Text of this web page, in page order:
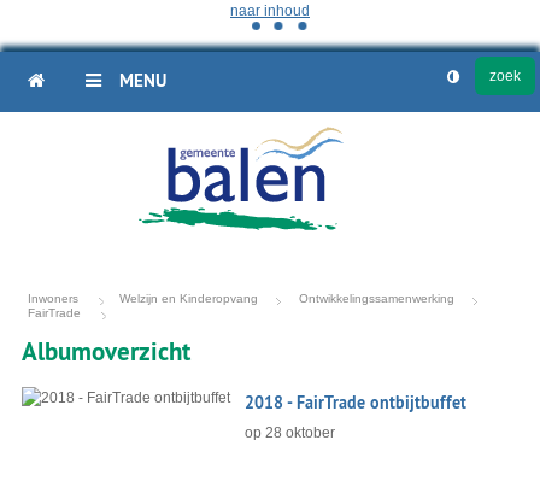
naar inhoud
HOME MENU
Inwoners Welzijn en Kinderopvang
Ontwikkelingssamenwerking
FairTrade
Albumoverzicht
Fotoalbum
2018 - FairTrade ontbijtbuffet
op 28 oktober